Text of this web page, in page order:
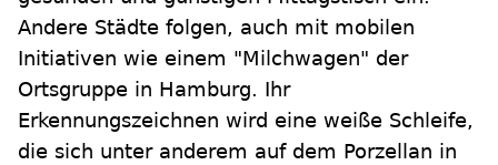
Andere Städte folgen, auch mit mobilen
Initiativen wie einem "Milchwagen" der
Ortsgruppe in Hamburg. Ihr
Erkennungszeichnen wird eine weiße Schleife,
die sich unter anderem auf dem Porzellan in